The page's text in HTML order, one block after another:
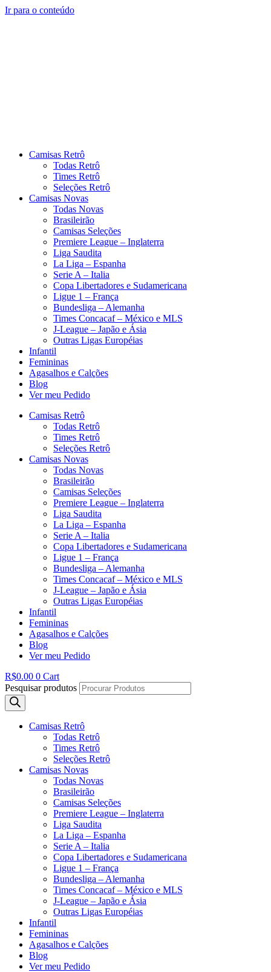
Ir para o conteúdo
Camisas Retrô
Todas Retrô
Times Retrô
Seleções Retrô
Camisas Novas
Todas Novas
Brasileirão
Camisas Seleções
Premiere League – Inglaterra
Liga Saudita
La Liga – Espanha
Serie A – Italia
Copa Libertadores e Sudamericana
Ligue 1 – França
Bundesliga – Alemanha
Times Concacaf – México e MLS
J-League – Japão e Ásia
Outras Ligas Européias
Infantil
Femininas
Agasalhos e Calções
Blog
Ver meu Pedido
Camisas Retrô
Todas Retrô
Times Retrô
Seleções Retrô
Camisas Novas
Todas Novas
Brasileirão
Camisas Seleções
Premiere League – Inglaterra
Liga Saudita
La Liga – Espanha
Serie A – Italia
Copa Libertadores e Sudamericana
Ligue 1 – França
Bundesliga – Alemanha
Times Concacaf – México e MLS
J-League – Japão e Ásia
Outras Ligas Européias
Infantil
Femininas
Agasalhos e Calções
Blog
Ver meu Pedido
R$0.00 0 Cart
Pesquisar produtos
Camisas Retrô
Todas Retrô
Times Retrô
Seleções Retrô
Camisas Novas
Todas Novas
Brasileirão
Camisas Seleções
Premiere League – Inglaterra
Liga Saudita
La Liga – Espanha
Serie A – Italia
Copa Libertadores e Sudamericana
Ligue 1 – França
Bundesliga – Alemanha
Times Concacaf – México e MLS
J-League – Japão e Ásia
Outras Ligas Européias
Infantil
Femininas
Agasalhos e Calções
Blog
Ver meu Pedido